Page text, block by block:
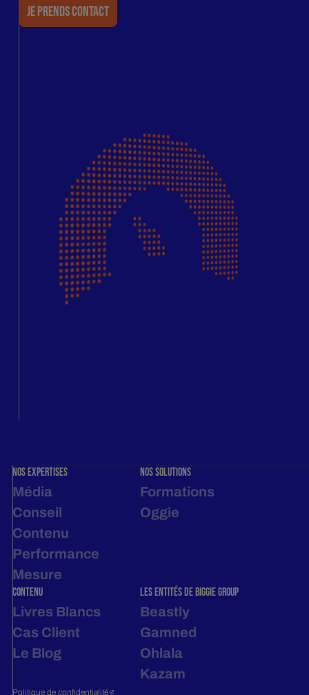
Je prends contact
Nos expertises
Média
Conseil
Contenu
Performance
Mesure
NOS SOLUTIONS
Formations
Oggie
contenu
Livres Blancs
Cas Client
Le Blog
LES ENTITÉS DE BIGGIE GROUP
Beastly
Gamned
Ohlala
Kazam
Politique de confidentialité